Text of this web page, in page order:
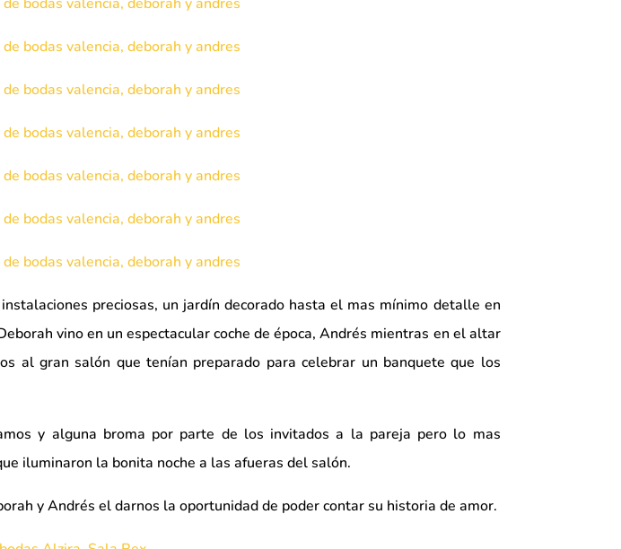
preciosas, un jardín decorado hasta el mas mínimo detalle en
vino en un espectacular coche de época, Andrés mientras en el altar
al gran salón que tenían preparado para celebrar un banquete que los
y alguna broma por parte de los invitados a la pareja pero lo mas
iluminaron la bonita noche a las afueras del salón.
y Andrés el darnos la oportunidad de poder contar su historia de amor.